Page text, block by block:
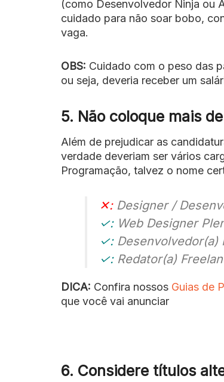
(como Desenvolvedor Ninja ou
cuidado para não soar bobo,
vaga.
OBS: Cuidado com o peso das
ou seja, deveria receber um
5. Não coloque mais
Além de prejudicar as
verdade deveriam ser vários
Programação, talvez o nome
✕:Designer /
✓:Web Designer
✓:Desenvolvedor(a)
✓:Redator(a)
DICA: Confira nossos Guias de
que você vai anunciar
6. Considere títulos